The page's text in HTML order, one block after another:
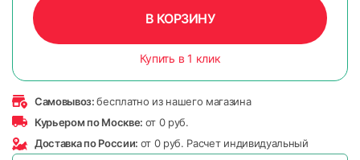
В КОРЗИНУ
Купить в 1 клик
Самовывоз:бесплатно из нашего магазина
Курьером по Москве: от 0 руб.
Доставка по России: от 0 руб. Расчет индивидуальный